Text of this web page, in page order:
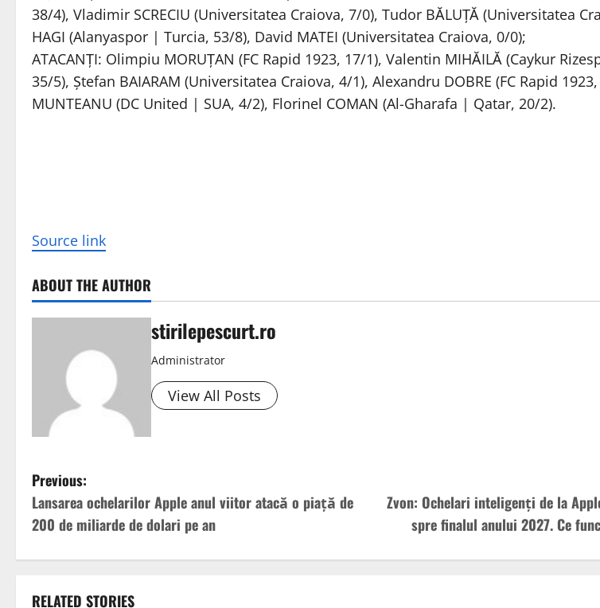
38/4), Vladimir SCRECIU (Universitatea Craiova, 7/0), Tudor BĂLUŢĂ (Universitatea
HAGI (Alanyaspor | Turcia, 53/8), David MATEI (Universitatea Craiova, 0/0);
ATACANŢI: Olimpiu MORUŢAN (FC Rapid 1923, 17/1), Valentin MIHĂILĂ (Caykur
35/5), Ştefan BAIARAM (Universitatea Craiova, 4/1), Alexandru DOBRE (FC Rapid
MUNTEANU (DC United | SUA, 4/2), Florinel COMAN (Al-Gharafa | Qatar, 20/2).
Source link
ABOUT THE AUTHOR
stirilepescurt.ro
Administrator
View All Posts
P
o
s
Previous:
Lansarea ochelarilor Apple anul viitor atacă o piață de
200 de miliarde de dolari pe an
Zvon: Ochelari inteligenți de la
spre finalul anului 2027. Ce
RELATED STORIES